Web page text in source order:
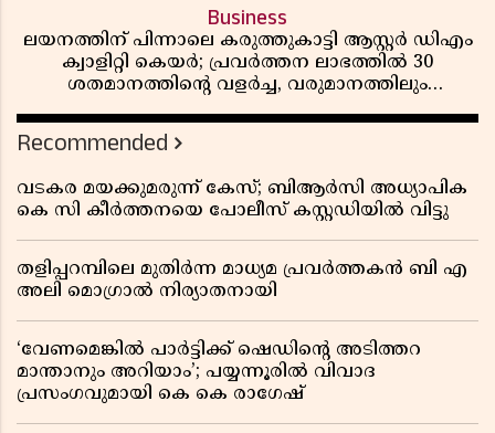
Business
ലയനത്തിന് പിന്നാലെ കരുത്തുകാട്ടി ആസ്റ്റർ ഡിഎം
ക്വാളിറ്റി കെയർ; പ്രവർത്തന ലാഭത്തിൽ 30
ശതമാനത്തിൻ്റെ വളർച്ച, വരുമാനത്തിലും
റിപ്പോർട്ട് പുറത്ത്
Recommended
വടകര മയക്കുമരുന്ന് കേസ്; ബിആർസി അധ്യാപിക
കെ സി കീർത്തനയെ പോലീസ് കസ്റ്റഡിയിൽ വിട്ടു
തളിപ്പറമ്പിലെ മുതിർന്ന മാധ്യമ പ്രവർത്തകൻ ബി എ
അലി മൊഗ്രാൽ നിര്യാതനായി
‘വേണമെങ്കിൽ പാർട്ടിക്ക് ഷെഡിൻ്റെ അടിത്തറ
മാന്താനും അറിയാം’; പയ്യന്നൂരിൽ വിവാദ
പ്രസംഗവുമായി കെ കെ രാഗേഷ്